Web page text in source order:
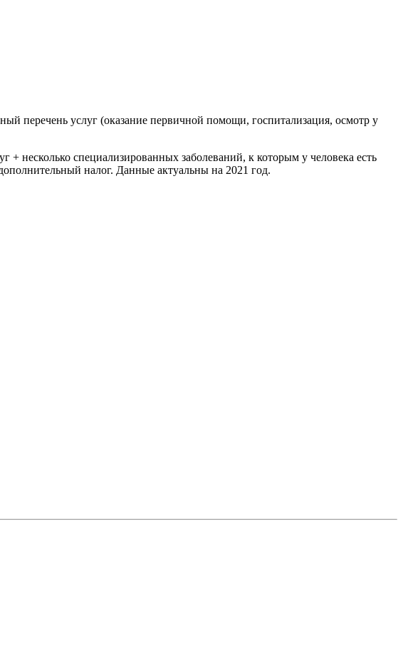
перечень услуг (оказание первичной помощи, госпитализация, осмотр у
несколько специализированных заболеваний, к которым у человека есть
налог. Данные актуальны на 2021 год.